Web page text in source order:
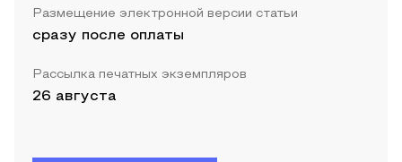
Размещение электронной версии статьи
сразу после оплаты
Рассылка печатных экземпляров
26 августа